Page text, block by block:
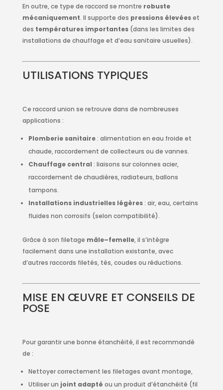
En outre, ce type de raccord se montre robuste
mécaniquement. Il supporte des pressions élevéeset
des températures importantes(dans les limites des
installations de chauffage et d’eau sanitaire usuelles).
UTILISATIONS TYPIQUES
Ce raccord union se retrouve dans de nombreuses
applications :
Plomberie sanitaire: alimentation en eau froide et
chaude, raccordement de collecteurs ou de vannes.
Chauffage central : liaisons sur colonnes acier,
raccordement de chaudières, radiateurs, ballons
tampons.
Installations industrielles légères: air, eau, certains
fluides non corrosifs (selon compatibilité).
Grâce à son filetage mâle–femelle, il s’intègre
facilement dans une installation existante, avec
d’autres raccords filetés, tés, coudes ou réductions.
MISE EN ŒUVRE ET CONSEILS DE
POSE
Pour garantir une bonne étanchéité, il est recommandé
de :
Nettoyer correctement les filetages avant montage,
Utiliser un joint adapté ou un produit d’étanchéité (fil